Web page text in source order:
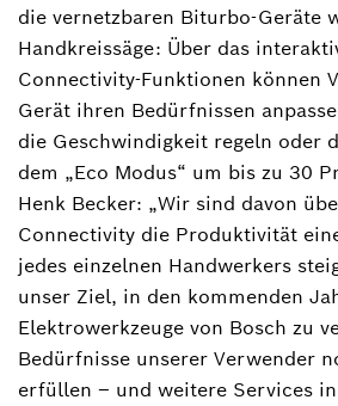
die vernetzbaren Biturbo-Geräte
Handkreissäge: Über das
Connectivity-Funktionen können
Gerät ihren Bedürfnissen
die Geschwindigkeit regeln oder
dem „Eco Modus“ um bis zu 30
Henk Becker: „Wir sind davon
Connectivity die Produktivität
jedes einzelnen Handwerkers
unser Ziel, in den kommenden
Elektrowerkzeuge von Bosch zu
Bedürfnisse unserer Verwender
erfüllen ‒ und weitere Services